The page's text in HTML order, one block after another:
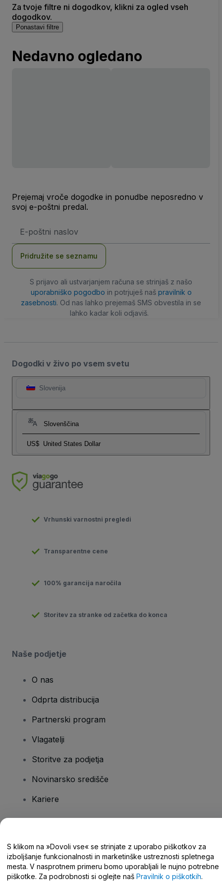
Za tvoje filtre ni dogodkov, klikni za ogled vseh
dogodkov.
Ponastavi filtre
Nedavno ogledano
Prejemaj vroče dogodke in ponudbe neposredno v
svoj e-poštni predal.
naslov
Pridružite se seznamu
S prijavo ali ustvarjanjem računa se strinjaš z našo
uporabniško pogodbo in potrjuješ naš pravilnik o
zasebnosti. Od nas lahko prejemaš SMS obvestila in se
lahko kadar koli odjaviš.
Dogodki v živo po vsem svetu
Slovenija
Slovenščina
US$ United States Dollar
Vrhunski varnostni pregledi
Transparentne cene
100% garancija naročila
Storitev za stranke od začetka do konca
Naše podjetje
O nas
Odprta distribucija
Partnerski program
Vlagatelji
Storitve za podjetja
Novinarsko središče
Kariere
Središče za pomoč/stik z nami
S klikom na »Dovoli vse« se strinjate z uporabo piškotkov za
izboljšanje funkcionalnosti in marketinške ustreznosti spletnega
mesta. V nasprotnem primeru bomo uporabljali le nujno potrebne
piškotke. Za podrobnosti si oglejte naš Pravilnik o piškotkih.